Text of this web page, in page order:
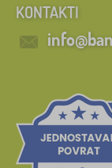
KONTAKTI